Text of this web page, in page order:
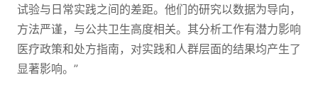
试验与日常实践之间的差距。他们的研究以数据为导向，
方法严谨，与公共卫生高度相关。其分析工作有潜力影响
医疗政策和处方指南，对实践和人群层面的结果均产生了
显著影响。”